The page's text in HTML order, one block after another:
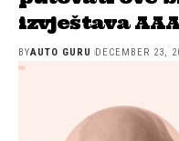
izvještava
BYAUTO GURU DECEMBER 23,